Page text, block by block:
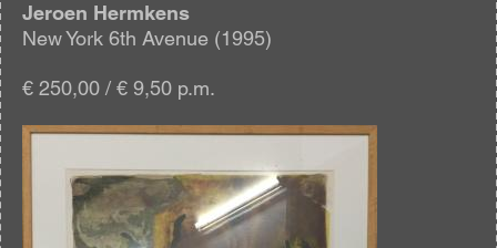
Jeroen Hermkens
New York 6th Avenue (1995)
€ 250,00 / € 9,50 p.m.
Afbeelding